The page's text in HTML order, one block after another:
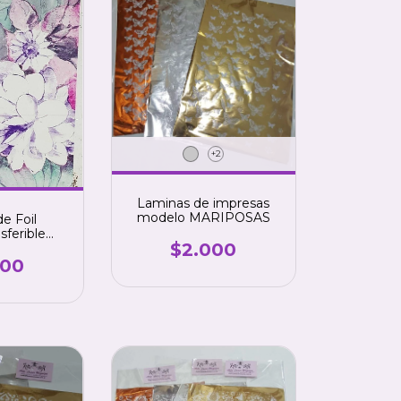
Foil
+2
Laminas de impresas
modelo MARIPOSAS
$2.000